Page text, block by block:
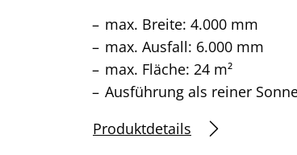
max. Breite: 4.000 mm
max. Ausfall: 6.000 mm
max. Fläche: 24 m²
Ausführung als reiner
Produktdetails